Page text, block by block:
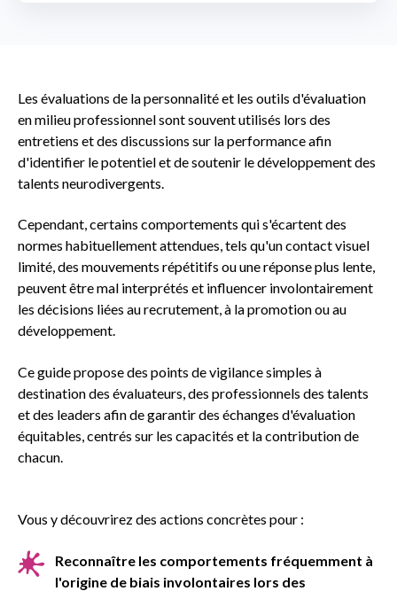
Les évaluations de la personnalité et les outils d'évaluation
en milieu professionnel sont souvent utilisés lors des
entretiens et des discussions sur la performance afin
d'identifier le potentiel et de soutenir le développement des
talents neurodivergents.
Cependant, certains comportements qui s'écartent des
normes habituellement attendues, tels qu'un contact visuel
limité, des mouvements répétitifs ou une réponse plus lente,
peuvent être mal interprétés et influencer involontairement
les décisions liées au recrutement, à la promotion ou au
développement.
Ce guide propose des points de vigilance simples à
destination des évaluateurs, des professionnels des talents
et des leaders afin de garantir des échanges d'évaluation
équitables, centrés sur les capacités et la contribution de
chacun.
Vous y découvrirez des actions concrètes pour :
Reconnaître les comportements fréquemment à
l'origine de biais involontaires lors des